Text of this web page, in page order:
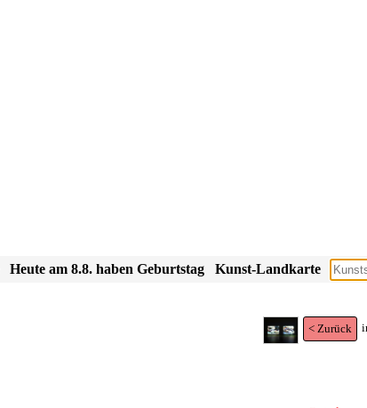
Kunst-Landkarte
Heute am 8.8. haben Geburtstag
< Zurück